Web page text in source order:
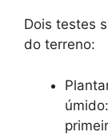
Dois testes
do terreno: